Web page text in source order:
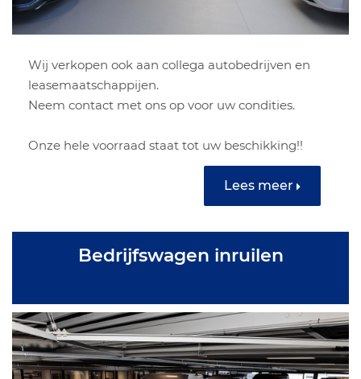
Wij verkopen ook aan collega autobedrijven en
leasemaatschappijen.
Neem contact met ons op voor uw condities.
Onze hele voorraad staat tot uw beschikking!!
Lees meer
Bedrijfswagen inruilen